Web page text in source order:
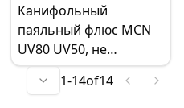
Канифольный
паяльный флюс MCN
UV80 UV50, не
требующая очистки
паяльная паста для
1-14of14